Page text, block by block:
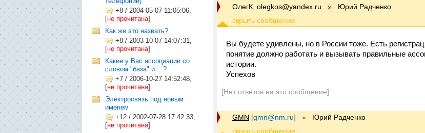
+8 / 2004-05-07 11:05:06,
[не прочитана]
Как же это назвать?
+8 / 2003-10-07 14:07:31,
[не прочитана]
Какие у Вас ассоциации со
словом "база" и ...?
+7 / 2006-10-27 14:52:48,
[не прочитана]
Электросвязь под новым
именем
+12 / 2002-07-28 17:42:33,
[не прочитана]
ОлегК. olegkos@yandex.ru » Юрий Радченко
Вы будете удивлены, но в России тоже. Есть
понятие должно работать и вызывать правильные
истории.
Успехов
[Нет ответов на это сообщение]
GMN [gmn@nm.ru] » Юрий Радченко